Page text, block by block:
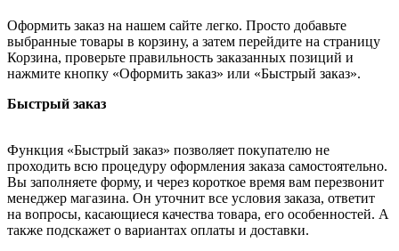
Оформить заказ на нашем сайте легко. Просто добавьте
выбранные товары в корзину, а затем перейдите на страницу
Корзина, проверьте правильность заказанных позиций и
нажмите кнопку «Оформить заказ» или «Быстрый заказ».
Быстрый заказ
Функция «Быстрый заказ» позволяет покупателю не
проходить всю процедуру оформления заказа самостоятельно.
Вы заполняете форму, и через короткое время вам перезвонит
менеджер магазина. Он уточнит все условия заказа, ответит
на вопросы, касающиеся качества товара, его особенностей. А
также подскажет о вариантах оплаты и доставки.